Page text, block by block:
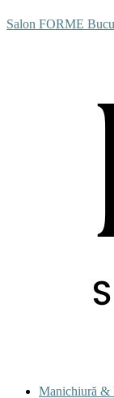
Salon FORME
Menu
Manichiură &